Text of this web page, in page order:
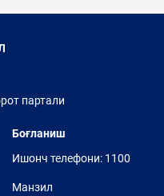
партали
Боғланиш
Ишонч телефони: 1100
Манзил